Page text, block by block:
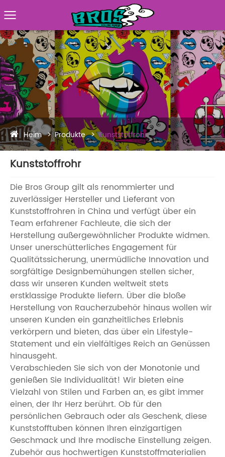
Heim Produkte Kunststoffrohr
Kunststoffrohr
Die Bros Group gilt als renommierter und
zuverlässiger Hersteller und Lieferant von
Kunststoffrohren in China und verfügt über ein
Team erfahrener Fachleute, die sich der
Herstellung außergewöhnlicher Produkte widmen.
Unser unerschütterliches Engagement für
Qualitätssicherung, unermüdliche Innovation und
sorgfältige Designbemühungen stellen sicher,
dass wir unseren Kunden weltweit stets
erstklassige Produkte liefern. Über die bloße
Herstellung von Raucherzubehör hinaus wollen wir
unseren Kunden ein ganzheitliches Erlebnis
verkörpern und bieten, das über ein Lifestyle-
Statement und ein vielfältiges Reich an Genüssen
hinausgeht.
Verabschieden Sie sich von der Monotonie und
genießen Sie Individualität! Wir bieten eine
Vielzahl von Stilen und Farben an, es gibt immer
einen, der Ihr Herz berührt. Ob für den
persönlichen Gebrauch oder als Geschenk, diese
Kunststofftuben können Ihren einzigartigen
Geschmack und Ihre modische Einstellung zeigen.
Zubehör aus hochwertigen Kunststoffmaterialien